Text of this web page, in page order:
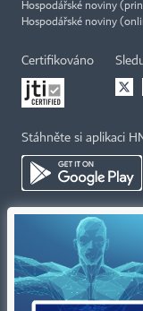
Hospodářské noviny
Hospodářské noviny
Certifikováno
Stáhněte si aplikaci
Tiráž redakce HN
Economia